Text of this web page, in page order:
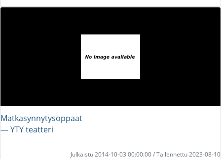
Matkasynnytysoppaat
― YTY teatteri
Julkaistu 2014-10-03 00:00:00 / Tallennettu 2023-08-10